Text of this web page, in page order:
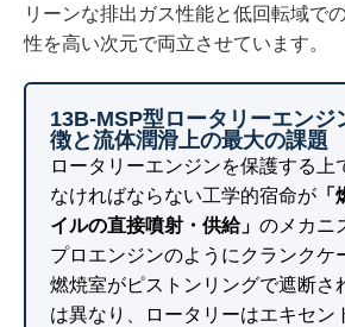
リーンな排出ガス性能と低回転域で
性を高い次元で両立させています。
13B-MSP型ロータリーエンジ
徴と流体潤滑上の最大の課題
ロータリーエンジンを保護する上
なければならない工学的宿命が
イルの直接噴射・供給」 のメカニ
プロエンジンのようにクランクケ
燃焼室がピストンリングで遮断さ
は異なり、ロータリーはエキセン